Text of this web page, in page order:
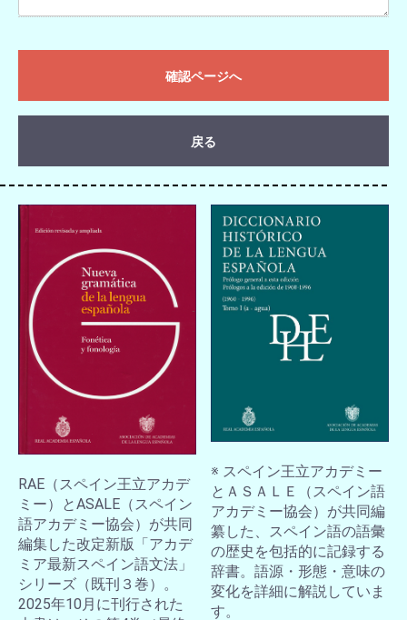
確認ページへ
戻る
RAE（スペイン王立アカデ
ミー）とASALE（スペイン
語アカデミー協会）が共同
編集した改定新版「アカデ
ミア最新スペイン語文法」
シリーズ（既刊３巻）。
2025年10月に刊行された
※ スペイン王立アカデミー
とＡＳＡＬＥ（スペイン語
アカデミー協会）が共同編
纂した、スペイン語の語彙
の歴史を包括的に記録する
辞書。語源・形態・意味の
変化を詳細に解説していま
す。